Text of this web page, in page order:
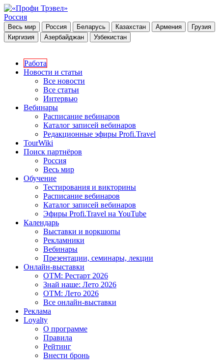
Россия
Весь мир Россия Беларусь Казахстан Армения
Грузия
Киргизия
Азербайджан Узбекистан
Работа
Новости и статьи
Все новости
Все статьи
Интервью
Вебинары
Расписание вебинаров
Каталог записей вебинаров
Редакционные эфиры Profi.Travel
TourWiki
Поиск партнёров
Россия
Весь мир
Обучение
Тестирования и викторины
Расписание вебинаров
Каталог записей вебинаров
Эфиры Profi.Travel на YouTube
Календарь
Выставки и воркшопы
Рекламники
Вебинары
Презентации, семинары, лекции
Онлайн-выставки
OTM: Рестарт 2026
Знай наше: Лето 2026
OTM: Лето 2026
Все онлайн-выставки
Реклама
Loyalty
О программе
Правила
Рейтинг
Внести бронь